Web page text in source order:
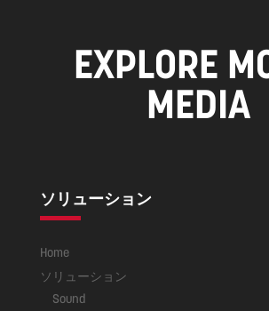
EXPLORE
MEDIA
ソリューション
Home
ソリューション
Sound